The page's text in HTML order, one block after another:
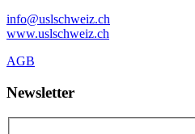
info@uslschweiz.ch
www.uslschweiz.ch
AGB
Newsletter